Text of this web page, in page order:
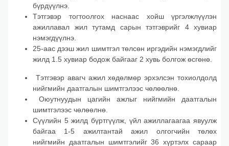
бүрдүүлнэ.
Тэтгэвэр тогтоолгох наснаас хойш үргэлжлүүлэн
ажиллавал жил тутамд сарын тэтгэврийг 4 хувиар
нэмэгдүүлнэ.
25-аас дээш жил шимтгэл төлсөн иргэдийн нэмэгдлийг
жилд 1.5 хувиар бодож байгааг 2 хувь болгож өсгөнө.
Тэтгэвэр авагч ажил хөдөлмөр эрхэлсэн тохиолдолд
нийгмийн даатгалын шимтгэлээс чөлөөлнө.
Оюутнуудын цагийн ажлыг нийгмийн даатгалын
шимтгэлээс чөлөөлнө.
Сүүлийн 5 жилд бүртгүүлж, үйл ажиллагаагаа явуулж
байгаа 1-5 ажилтантай ажил олгогчийн төлөх
нийгмийн даатгалын шимтгэлийг 36 хүртэлх сараар